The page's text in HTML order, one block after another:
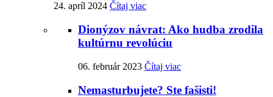
24. apríl 2024 Čítaj viac
Dionýzov návrat: Ako hudba zrodila
kultúrnu revolúciu
06. február 2023 Čítaj viac
Nemasturbujete? Ste fašisti!